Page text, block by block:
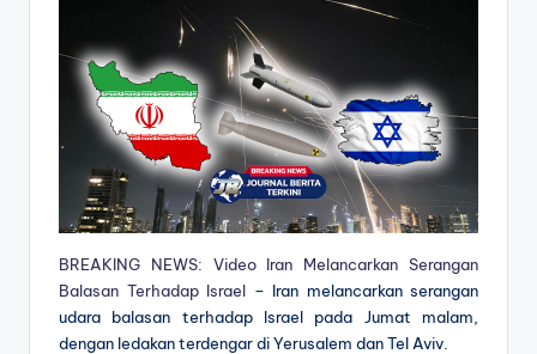
BREAKING NEWS: Video Iran Melancarkan Serangan
Balasan Terhadap Israel – Iran melancarkan serangan
udara balasan terhadap Israel pada Jumat malam,
dengan ledakan terdengar di Yerusalem dan Tel Aviv.